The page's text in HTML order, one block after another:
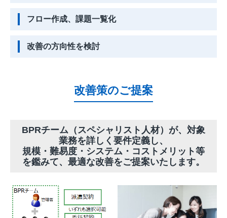
フロー作成、課題一覧化
改善の方向性を検討
改善策のご提案
BPRチーム（スペシャリスト人材）が、対象
業務を詳しく要件定義し、
規模・難易度・システム・コストメリット等
を鑑みて、最適な改善をご提案いたします。